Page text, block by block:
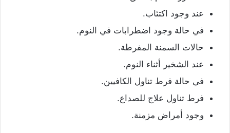
عند وجود اكتئاب.
في حالة وجود اضطرابات في النوم.
حالات السمنة المفرطة.
عند الشخير أثناء النوم.
في حالة فرط تناول الكافيين.
فرط تناول علاج للصداع.
وجود أمراض مزمنة.